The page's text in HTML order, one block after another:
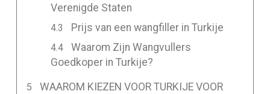
Verenigde Staten
Prijs van een wangfiller in Turkije
Waarom Zijn Wangvullers
Goedkoper in Turkije?
WAAROM KIEZEN VOOR TURKIJE VOOR